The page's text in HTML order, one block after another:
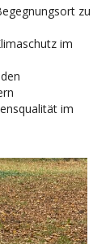
zu
im
im